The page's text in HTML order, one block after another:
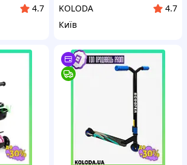
4.7
KOLODA
4.7
Київ